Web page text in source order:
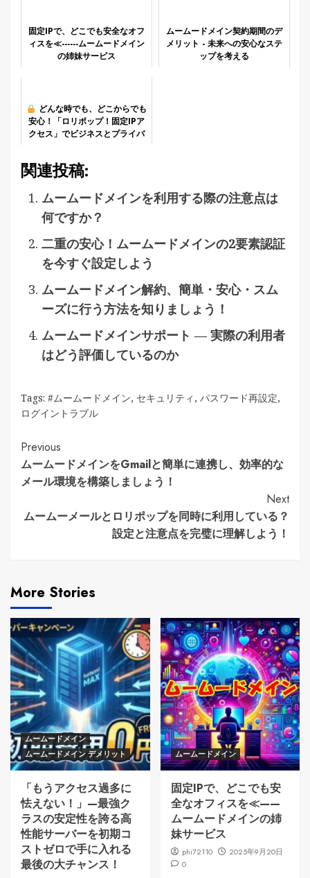
固定IPで、どこでも安全なオフ
ィスを≪------ムームードメイン
の姉妹サービス
ムームードメイン契約期間のデ
メリット - 未来への安心なステ
ップを考える
どんな時でも、どこからでも
安心！「ロリポップ！固定IPア
クセス」でビジネスとプライバ
関連投稿:
ムームードメインを利用する際の注意点は
何ですか？
二重の安心！ムームードメインの2要素認証
を今すぐ設定しよう
ムームードメイン解約、簡単・安心・スム
ーズに行う方法を知りましょう！
ムームードメインサポート — 実際の利用者
はどう評価しているのか
Tags: #ムームードメイン, セキュリティ , パスワード再設定,
ログイントラブル
Continue
Reading
Previous
ムームードメインをGmailと簡単に連携し、効率的な
メール環境を構築しましょう！
Next
ムームーメールとロリポップを同時に利用している？
設定と注意点を完璧に理解しよう！
More Stories
ムームードメイン
ムームードメイン デメリット
「もうアクセス過多に
怯えない！」—最強ク
ラスの安定性を誇る高
性能サーバーを初期コ
ストゼロで手に入れる
最後の大チャンス！
ムームードメイン
固定IPで、どこでも安
全なオフィスを≪——
ムームードメインの姉
妹サービス
phi72110
2025年9月20日
0